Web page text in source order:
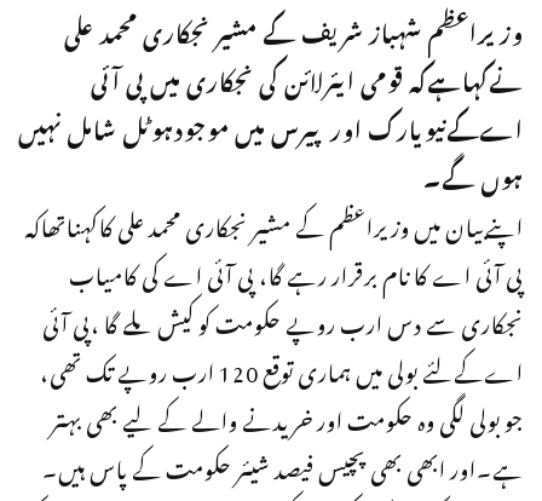
وزیراعظم شہباز شریف کے مشیر نجکاری محمد علی
نےکہاہےکہ قومی ایئرلائن کی نجکاری میں پی آئی
اےکےنیویارک اورپیرس میں موجودہوٹل شامل نہیں
ہوں گے۔
اپنےبیان میں وزیراعظم کے مشیر نجکاری محمد علی کاکہناتھاکہ
پی آئی اے کا نام برقرار رہے گا، پی آئی اے کی کامیاب
نجکاری سے دس ارب روپے حکومت کو کیش ملے گا ،پی آئی
اےکےلئے بولی میں ہماری توقع 120 ارب روپے تک تھی،
جو بولی لگی وہ حکومت اور خریدنے والے کے لیے بھی بہتر
ہے۔اور ابھی بھی پچیس فیصد شیئر حکومت کے پاس ہیں۔